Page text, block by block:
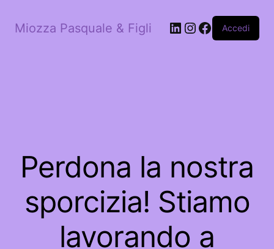
Miozza Pasquale & Figli LinkedIn
Instagram
Facebook
Accedi
Perdona la nostra
sporcizia! Stiamo
lavorando a